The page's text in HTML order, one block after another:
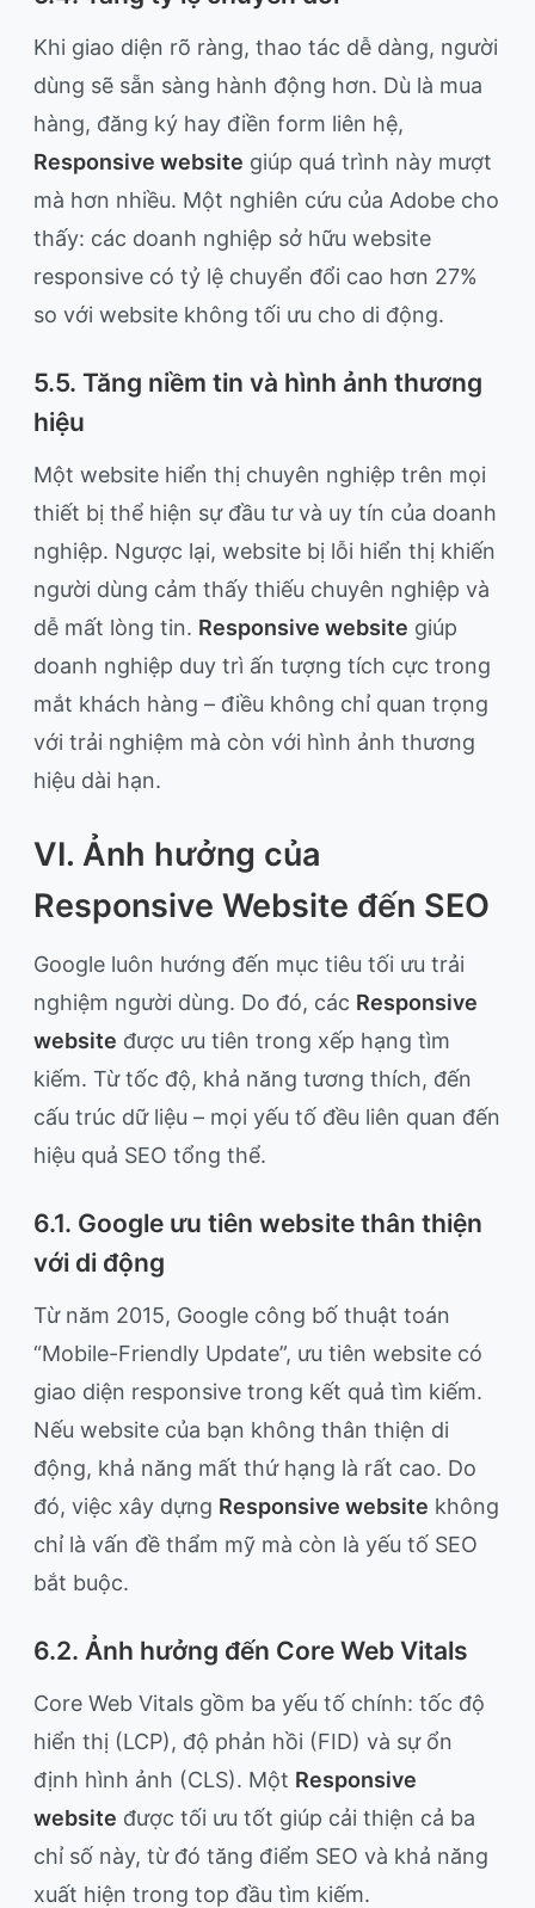
Khi giao diện rõ ràng, thao tác dễ dàng, người
dùng sẽ sẵn sàng hành động hơn. Dù là mua
hàng, đăng ký hay điền form liên hệ,
Responsive website giúp quá trình này mượt
mà hơn nhiều. Một nghiên cứu của Adobe cho
thấy: các doanh nghiệp sở hữu website
responsive có tỷ lệ chuyển đổi cao hơn 27%
so với website không tối ưu cho di động.
5.5. Tăng niềm tin và hình ảnh thương
hiệu
Một website hiển thị chuyên nghiệp trên mọi
thiết bị thể hiện sự đầu tư và uy tín của doanh
nghiệp. Ngược lại, website bị lỗi hiển thị khiến
người dùng cảm thấy thiếu chuyên nghiệp và
dễ mất lòng tin. Responsive website giúp
doanh nghiệp duy trì ấn tượng tích cực trong
mắt khách hàng – điều không chỉ quan trọng
với trải nghiệm mà còn với hình ảnh thương
hiệu dài hạn.
VI. Ảnh hưởng của
Responsive Website đến SEO
Google luôn hướng đến mục tiêu tối ưu trải
nghiệm người dùng. Do đó, các Responsive
website được ưu tiên trong xếp hạng tìm
kiếm. Từ tốc độ, khả năng tương thích, đến
cấu trúc dữ liệu – mọi yếu tố đều liên quan đến
hiệu quả SEO tổng thể.
6.1. Google ưu tiên website thân thiện
với di động
Từ năm 2015, Google công bố thuật toán
“Mobile-Friendly Update”, ưu tiên website có
giao diện responsive trong kết quả tìm kiếm.
Nếu website của bạn không thân thiện di
động, khả năng mất thứ hạng là rất cao. Do
đó, việc xây dựng Responsive website không
chỉ là vấn đề thẩm mỹ mà còn là yếu tố SEO
bắt buộc.
6.2. Ảnh hưởng đến Core Web Vitals
Core Web Vitals gồm ba yếu tố chính: tốc độ
hiển thị (LCP), độ phản hồi (FID) và sự ổn
định hình ảnh (CLS). Một Responsive
website được tối ưu tốt giúp cải thiện cả ba
chỉ số này, từ đó tăng điểm SEO và khả năng
xuất hiện trong top đầu tìm kiếm.